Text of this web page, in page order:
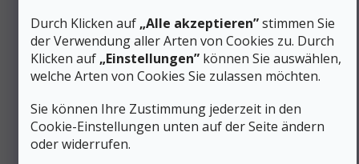
Durch Klicken auf „Alle akzeptieren”stimmen Sie
der Verwendung aller Arten von Cookies zu. Durch
Klicken auf „Einstellungen” können Sie auswählen,
welche Arten von Cookies Sie zulassen möchten.
Sie können Ihre Zustimmung jederzeit in den
Cookie-Einstellungen unten auf der Seite ändern
oder widerrufen.